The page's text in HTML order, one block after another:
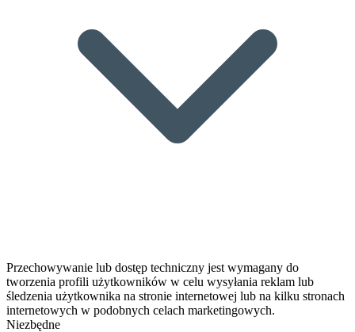
Przechowywanie lub dostęp techniczny jest wymagany do
tworzenia profili użytkowników w celu wysyłania reklam lub
śledzenia użytkownika na stronie internetowej lub na kilku stronach
internetowych w podobnych celach marketingowych.
Niezbędne